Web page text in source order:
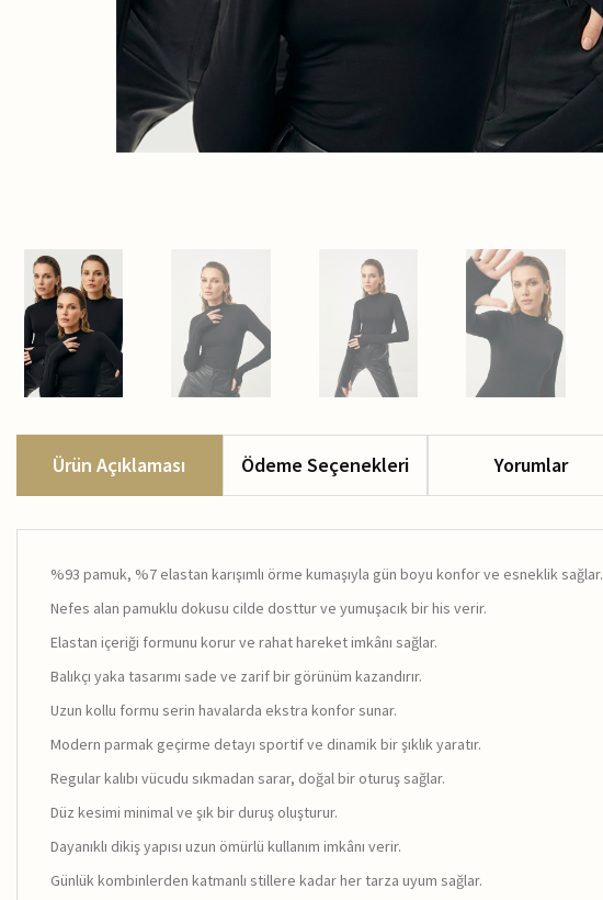
Ürün Açıklaması Ödeme Seçenekleri Yorumlar
%93 pamuk, %7 elastan karışımlı örme kumaşıyla gün boyu konfor ve esneklik sağlar.
Nefes alan pamuklu dokusu cilde dosttur ve yumuşacık bir his verir.
Elastan içeriği formunu korur ve rahat hareket imkânı sağlar.
Balıkçı yaka tasarımı sade ve zarif bir görünüm kazandırır.
Uzun kollu formu serin havalarda ekstra konfor sunar.
Modern parmak geçirme detayı sportif ve dinamik bir şıklık yaratır.
Regular kalıbı vücudu sıkmadan sarar, doğal bir oturuş sağlar.
Düz kesimi minimal ve şık bir duruş oluşturur.
Dayanıklı dikiş yapısı uzun ömürlü kullanım imkânı verir.
Günlük kombinlerden katmanlı stillere kadar her tarza uyum sağlar.